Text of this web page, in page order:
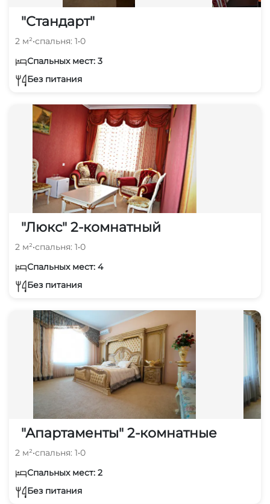
"Стандарт"
2 м²•спальня: 1•0
Спальных мест: 3
Без питания
"Люкс" 2-комнатный
2 м²•спальня: 1•0
Спальных мест: 4
Без питания
"Апартаменты" 2-комнатные
2 м²•спальня: 1•0
Спальных мест: 2
Без питания